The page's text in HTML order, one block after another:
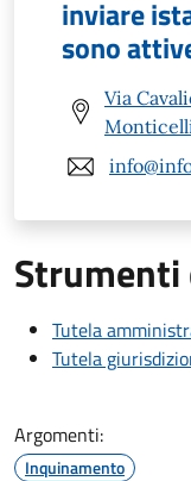
inviare
sono
Via
Tutela
Tutela
Argomenti:
Inquinamento